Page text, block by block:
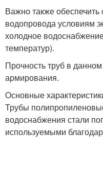
Важно также
водопровода условиям
холодное
температур).
Прочность труб в
армирования.
Основные
Трубы
водоснабжения стали
используемыми